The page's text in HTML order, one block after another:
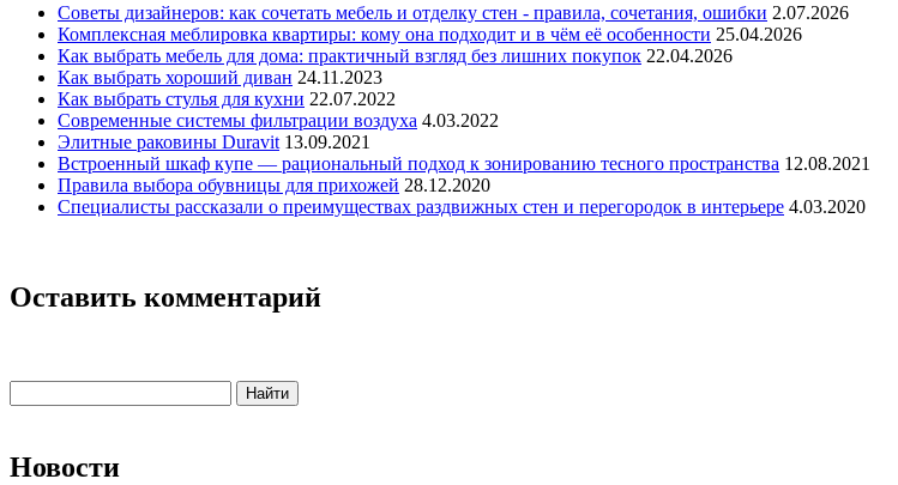
Советы дизайнеров: как сочетать мебель и отделку стен - правила, сочетания, ошибки 2.07.2026
Комплексная меблировка квартиры: кому она подходит и в чём её особенности 25.04.2026
Как выбрать мебель для дома: практичный взгляд без лишних покупок 22.04.2026
Как выбрать хороший диван 24.11.2023
Как выбрать стулья для кухни 22.07.2022
Современные системы фильтрации воздуха 4.03.2022
Элитные раковины Duravit 13.09.2021
Встроенный шкаф купе — рациональный подход к зонированию тесного пространства 12.08.2021
Правила выбора обувницы для прихожей 28.12.2020
Специалисты рассказали о преимуществах раздвижных стен и перегородок в интерьере 4.03.2020
Оставить комментарий
Новости